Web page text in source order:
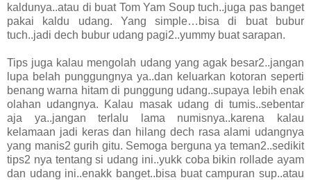
kaldunya..atau di buat Tom Yam Soup tuch..juga pas banget
pakai kaldu udang. Yang simple…bisa di buat bubur
tuch..jadi dech bubur udang pagi2..yummy buat sarapan.
Tips juga kalau mengolah udang yang agak besar2..jangan
lupa belah punggungnya ya..dan keluarkan kotoran seperti
benang warna hitam di punggung udang..supaya lebih enak
olahan udangnya. Kalau masak udang di tumis..sebentar
aja ya..jangan terlalu lama numisnya..karena kalau
kelamaan jadi keras dan hilang dech rasa alami udangnya
yang manis2 gurih gitu. Semoga berguna ya teman2..sedikit
tips2 nya tentang si udang ini..yukk coba bikin rollade ayam
dan udang ini..enakk banget..bisa buat campuran sup..atau